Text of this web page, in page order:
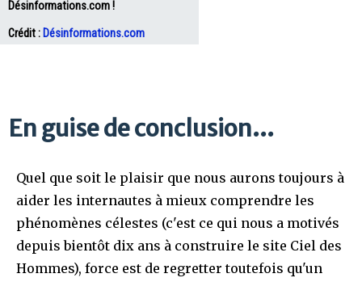
Désinformations.com !
Crédit : Désinformations.com
En guise de conclusion...
Quel que soit le plaisir que nous aurons toujours à
aider les internautes à mieux comprendre les
phénomènes célestes (c'est ce qui nous a motivés
depuis bientôt dix ans à construire le site Ciel des
Hommes), force est de regretter toutefois qu'un